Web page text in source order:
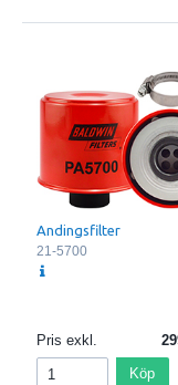
Andingsfilter
21-5700
Pris exkl.
Köp